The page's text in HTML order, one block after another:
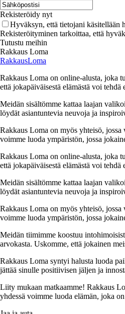
Rekisteröidy nyt
Hyväksyn, että tietojani käsitellään
Rekisteröityminen tarkoittaa, että
Tutustu meihin
Rakkaus Loma
RakkausLoma
Rakkaus Loma on online-alusta, joka
että jokapäiväisestä elämästä voi
Meidän sisältömme kattaa laajan
löydät asiantuntevia neuvoja ja
Rakkaus Loma on myös yhteisö,
voimme luoda ympäristön, jossa
Rakkaus Loma on online-alusta, joka
että jokapäiväisestä elämästä voi
Meidän sisältömme kattaa laajan
löydät asiantuntevia neuvoja ja
Rakkaus Loma on myös yhteisö,
voimme luoda ympäristön, jossa
Meidän tiimimme koostuu
arvokasta. Uskomme, että jokainen
Rakkaus Loma syntyi halusta luoda
jättää sinulle positiivisen jäljen ja
Liity mukaan matkaamme! Rakkaus
yhdessä voimme luoda elämän, joka